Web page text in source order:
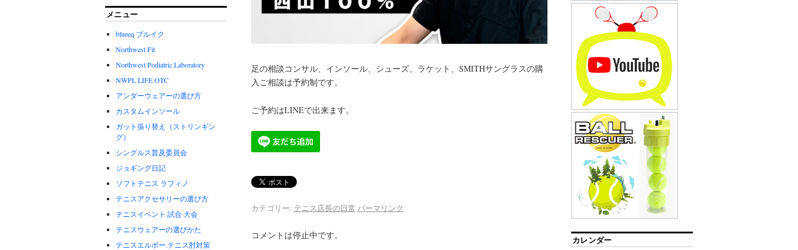
足の相談コンサル、インソール、シューズ、ラケット、SMITHサングラスの購
入ご相談は予約制です。
ご予約はLINEで出来ます。
カテゴリー: テニス店長の日常 パーマリンク
コメントは停止中です。
メニュー
blueeq ブルイク
Northwest Fit
Northwest Podiatric Laboratory
NWPL LIFE OTC
アンダーウェアーの選び方
カスタムインソール
ガット張り替え（ストリンギン
グ）
シングルス普及委員会
ジョギング日記
ソフトテニス ラフィノ
テニスアクセサリーの選び方
テニスイベント 試合 大会
テニスウェアーの選びかた
テニスエルボー.テニス肘対策
カレンダー